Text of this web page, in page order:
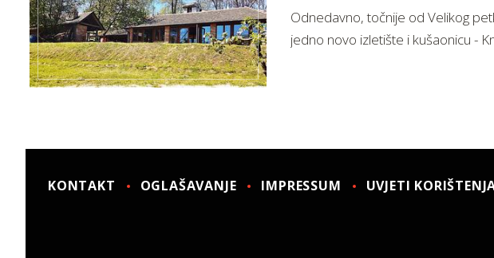
Odnedavno, točnije od Velikog
jedno novo izletište i kušaonicu -
KONTAKT OGLAŠAVANJE IMPRESSUM UVJETI